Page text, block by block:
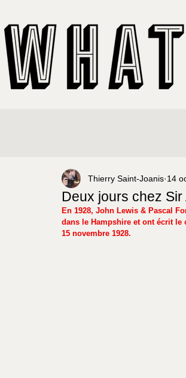
Deux jours chez
Thierry Saint-Joanis 14
En 1928, John Lewis & Pascal
dans le Hampshire et ont écrit le
15 novembre 1928.